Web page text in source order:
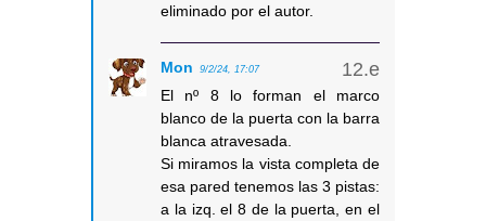
eliminado por el autor.
Mon 9/2/24, 17:07
El nº 8 lo forman el marco
blanco de la puerta con la barra
blanca atravesada.
Si miramos la vista completa de
esa pared tenemos las 3 pistas:
a la izq. el 8 de la puerta, en el